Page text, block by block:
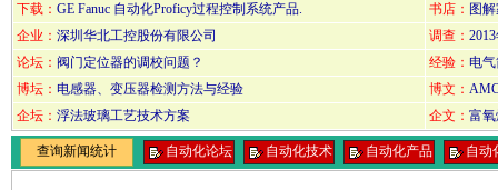
下载： GE Fanuc 自动化Proficy过程控制系统产品. 书店： 图
企业： 深圳华北工控股份有限公司 调查：
论坛： 阀门定位器的调校问题？ 经验： 电
博坛： 电感器、变压器检测方法与经验 博文：
企坛： 浮法玻璃工艺技术方案 企文： 富
查询新闻统计 自动化论坛 自动化技术 自动化产品 自动